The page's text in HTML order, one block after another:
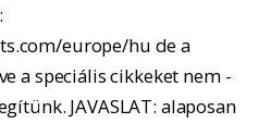
europe/hu de a
a speciális cikkeket nem -
JAVASLAT: alaposan